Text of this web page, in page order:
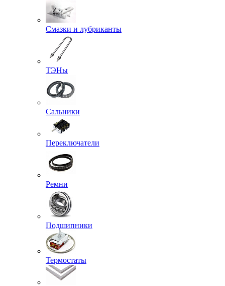
Смазки и лубриканты
ТЭНы
Сальники
Переключатели
Ремни
Подшипники
Термостаты